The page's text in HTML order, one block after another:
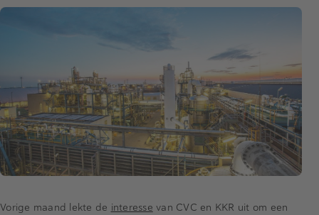
Vorige maand lekte de interesse van CVC en KKR uit om een